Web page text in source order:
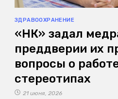
ЗДРАВООХРАНЕНИЕ
«НК» задал
преддверии их
вопросы о
стереотипах
21 июня, 2026